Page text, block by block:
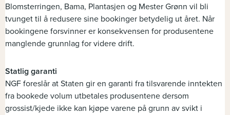
Blomsterringen, Bama, Plantasjen og Mester Grønn vil bli
tvunget til å redusere sine bookinger betydelig ut året. Når
bookingene forsvinner er konsekvensen for produsentene
manglende grunnlag for videre drift.
Statlig garanti
NGF foreslår at Staten gir en garanti fra tilsvarende inntekten
fra bookede volum utbetales produsentene dersom
grossist/kjede ikke kan kjøpe varene på grunn av svikt i